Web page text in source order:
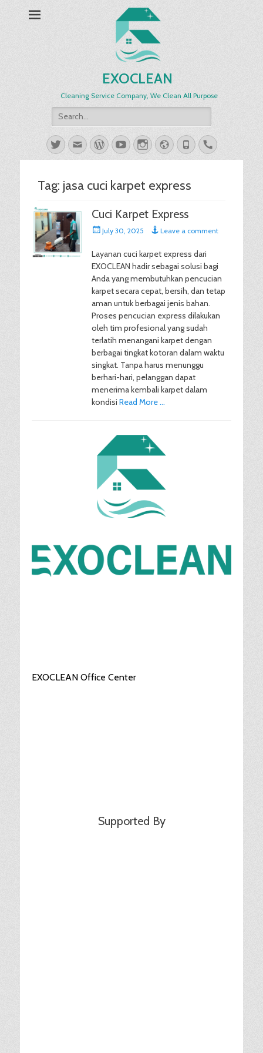
EXOCLEAN
Cleaning Service Company, We Clean All Purpose
Search
for:
TwitterEmailWordPress
YouTubeInstagram
Website
PhoneHandset
Tag: jasa cuci karpet express
Cuci Karpet Express
PostedJuly 30, 2025 Leave a comment
Layanan cuci karpet express dari
EXOCLEAN hadir sebagai solusi bagi
Anda yang membutuhkan pencucian
karpet secara cepat, bersih, dan tetap
aman untuk berbagai jenis bahan.
Proses pencucian express dilakukan
oleh tim profesional yang sudah
terlatih menangani karpet dengan
berbagai tingkat kotoran dalam waktu
singkat. Tanpa harus menunggu
berhari-hari, pelanggan dapat
menerima kembali karpet dalam
kondisi Read More …
EXOCLEAN Office Center
Supported By